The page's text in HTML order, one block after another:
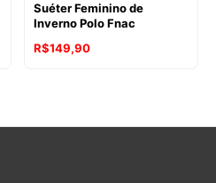
Suéter Feminino de
Inverno Polo Fnac
R$149,90